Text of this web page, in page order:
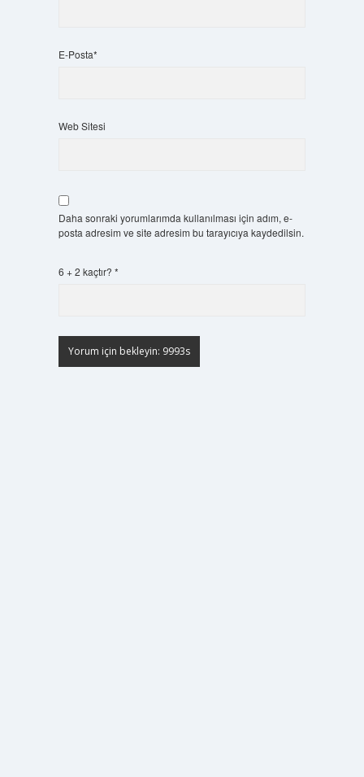
E-Posta*
Web Sitesi
Daha sonraki yorumlarımda kullanılması için adım, e-
posta adresim ve site adresim bu tarayıcıya kaydedilsin.
6 + 2 kaçtır? *